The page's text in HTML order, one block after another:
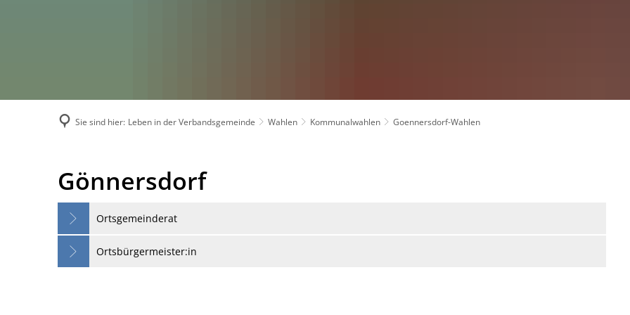
Sie sind hier: Leben in der Verbandsgemeinde Wahlen Kommunalwahlen Goennersdorf-Wahlen
Goennersdorf-
Wahlen
Gönnersdorf
Ortsgemeinderat
Ortsbürgermeister:in